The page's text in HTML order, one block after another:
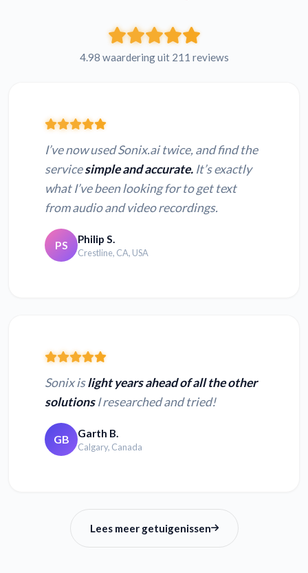
4.98 waardering uit 211 reviews
I’ve now used Sonix.ai twice, and find the
servicesimple and accurate. It’s exactly
what I’ve been looking for to get text
from audio and video recordings.
PS Philip S.
Crestline, CA, USA
Sonix islight years ahead of all the other
solutionsI researched and tried!
GB Garth B.
Calgary, Canada
Lees meer getuigenissen